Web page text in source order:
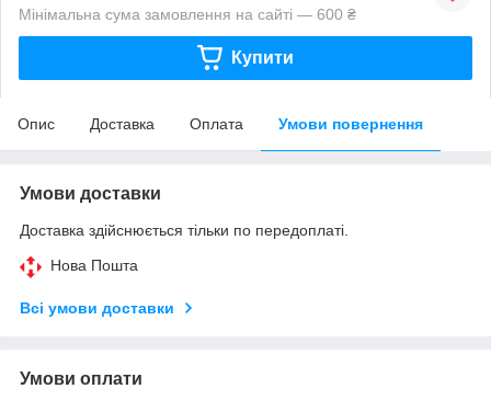
Мінімальна сума замовлення на сайті — 600 ₴
Купити
Опис Доставка Оплата Умови повернення
Умови доставки
Доставка здійснюється тільки по передоплаті.
Нова Пошта
Всі умови доставки
Умови оплати